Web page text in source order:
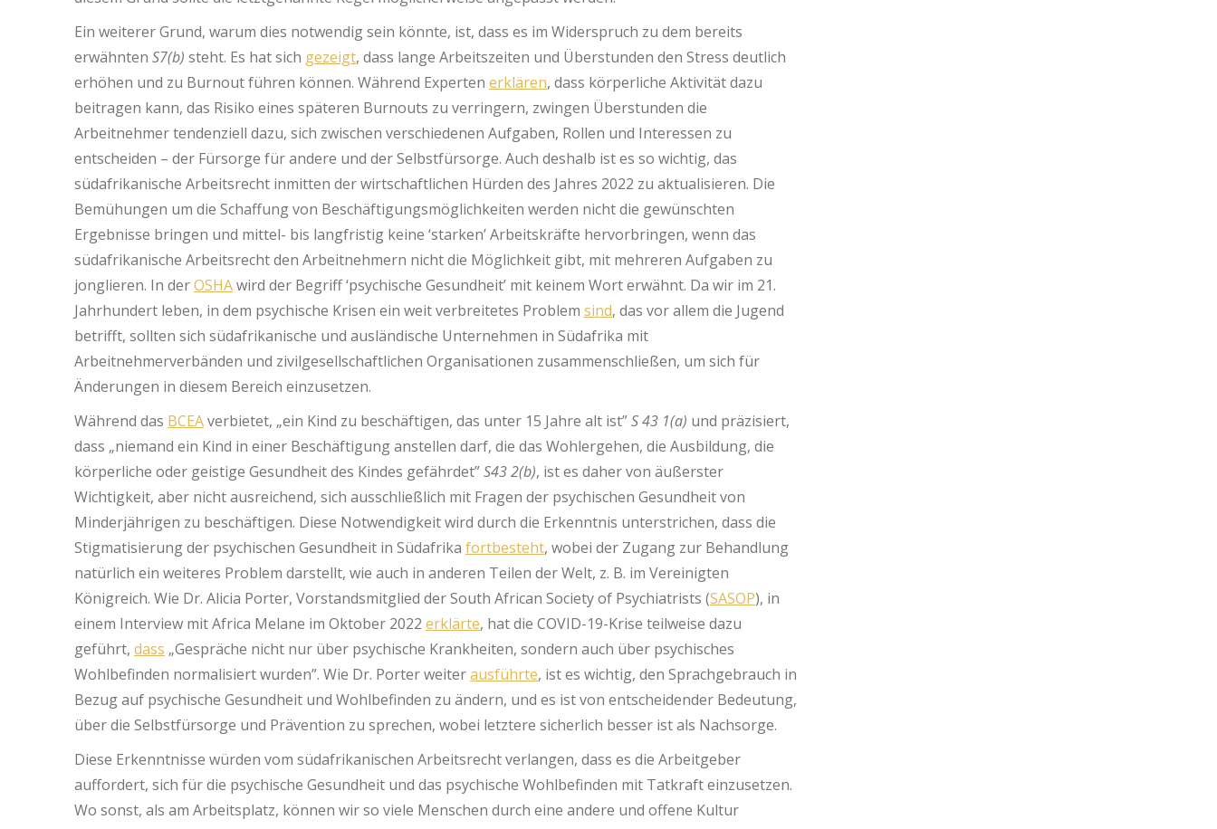
Ein weiterer Grund, warum dies notwendig sein könnte, ist, dass es im Widerspruch zu dem bereits
erwähnten S7(b) steht. Es hat sich gezeigt, dass lange Arbeitszeiten und Überstunden den Stress deutlich
erhöhen und zu Burnout führen können. Während Experten erklären, dass körperliche Aktivität dazu
beitragen kann, das Risiko eines späteren Burnouts zu verringern, zwingen Überstunden die
Arbeitnehmer tendenziell dazu, sich zwischen verschiedenen Aufgaben, Rollen und Interessen zu
entscheiden – der Fürsorge für andere und der Selbstfürsorge. Auch deshalb ist es so wichtig, das
südafrikanische Arbeitsrecht inmitten der wirtschaftlichen Hürden des Jahres 2022 zu aktualisieren. Die
Bemühungen um die Schaffung von Beschäftigungsmöglichkeiten werden nicht die gewünschten
Ergebnisse bringen und mittel- bis langfristig keine ‘starken’ Arbeitskräfte hervorbringen, wenn das
südafrikanische Arbeitsrecht den Arbeitnehmern nicht die Möglichkeit gibt, mit mehreren Aufgaben zu
jonglieren. In derOSHAwird der Begriff ‘psychische Gesundheit’ mit keinem Wort erwähnt. Da wir im 21.
Jahrhundert leben, in dem psychische Krisen ein weit verbreitetes Problem sind, das vor allem die Jugend
betrifft, sollten sich südafrikanische und ausländische Unternehmen in Südafrika mit
Arbeitnehmerverbänden und zivilgesellschaftlichen Organisationen zusammenschließen, um sich für
Änderungen in diesem Bereich einzusetzen.
Während das BCEAverbietet, „ein Kind zu beschäftigen, das unter 15 Jahre alt ist”S 43 1(a) und präzisiert,
dass „niemand ein Kind in einer Beschäftigung anstellen darf, die das Wohlergehen, die Ausbildung, die
körperliche oder geistige Gesundheit des Kindes gefährdet”S43 2(b), ist es daher von äußerster
Wichtigkeit, aber nicht ausreichend, sich ausschließlich mit Fragen der psychischen Gesundheit von
Minderjährigen zu beschäftigen. Diese Notwendigkeit wird durch die Erkenntnis unterstrichen, dass die
Stigmatisierung der psychischen Gesundheit in Südafrika fortbesteht, wobei der Zugang zur Behandlung
natürlich ein weiteres Problem darstellt, wie auch in anderen Teilen der Welt, z. B. im Vereinigten
Königreich. Wie Dr. Alicia Porter, Vorstandsmitglied der South African Society of Psychiatrists (SASOP), in
einem Interview mit Africa Melane im Oktober 2022 erklärte, hat die COVID-19-Krise teilweise dazu
geführt, dass „Gespräche nicht nur über psychische Krankheiten, sondern auch über psychisches
Wohlbefinden normalisiert wurden”. Wie Dr. Porter weiterausführte, ist es wichtig, den Sprachgebrauch in
Bezug auf psychische Gesundheit und Wohlbefinden zu ändern, und es ist von entscheidender Bedeutung,
über die Selbstfürsorge und Prävention zu sprechen, wobei letztere sicherlich besser ist als Nachsorge.
Diese Erkenntnisse würden vom südafrikanischen Arbeitsrecht verlangen, dass es die Arbeitgeber
auffordert, sich für die psychische Gesundheit und das psychische Wohlbefinden mit Tatkraft einzusetzen.
Wo sonst, als am Arbeitsplatz, können wir so viele Menschen durch eine andere und offene Kultur